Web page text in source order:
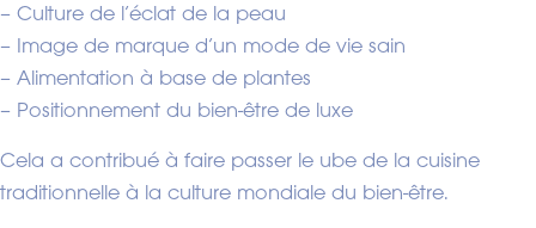
– Culture de l’éclat de la peau
– Image de marque d’un mode de vie sain
– Alimentation à base de plantes
– Positionnement du bien-être de luxe
Cela a contribué à faire passer le ube de la cuisine
traditionnelle à la culture mondiale du bien-être.